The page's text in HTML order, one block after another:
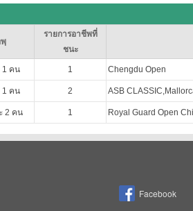
รายการอาชีพที่
ชนะ
1 คน 1 Chengdu Open
1 คน 2 ASB
2 คน 1 Royal Guard Open
Facebook